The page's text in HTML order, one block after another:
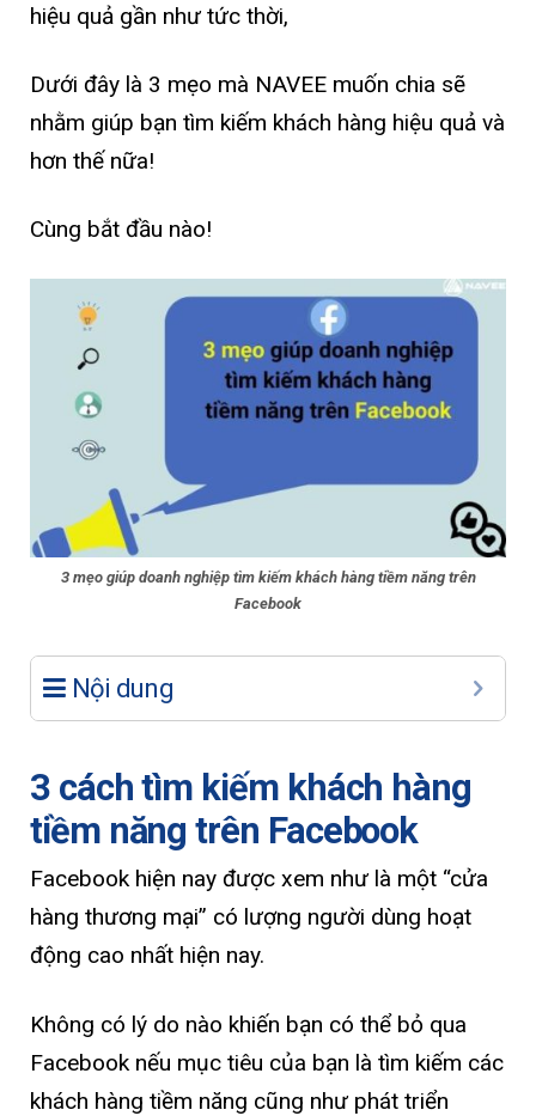
hiệu quả gần như tức thời,
Dưới đây là 3 mẹo mà NAVEE muốn chia sẽ
nhằm giúp bạn tìm kiếm khách hàng hiệu quả và
hơn thế nữa!
Cùng bắt đầu nào!
3 mẹo giúp doanh nghiệp tìm kiếm khách hàng tiềm năng trên
Facebook
Nội dung
3 cách tìm kiếm khách hàng
tiềm năng trên Facebook
Facebook hiện nay được xem như là một “cửa
hàng thương mại” có lượng người dùng hoạt
động cao nhất hiện nay.
Không có lý do nào khiến bạn có thể bỏ qua
Facebook nếu mục tiêu của bạn là tìm kiếm các
khách hàng tiềm năng cũng như phát triển